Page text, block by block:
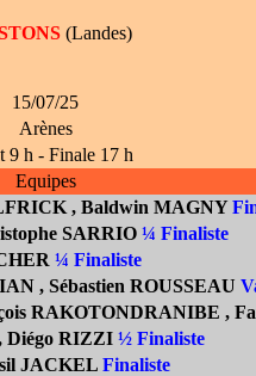
(Landes)
15/07/25
Arènes
9 h - Finale 17 h
Equipes
, Baldwin MAGNY
SARRIO ¼ Finaliste
¼ Finaliste
, Sébastien ROUSSEAU
RAKOTONDRANIBE ,
Diégo RIZZI ½ Finaliste
JACKEL Finaliste